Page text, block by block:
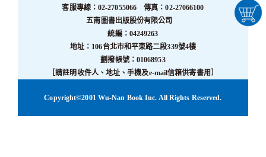
客服專線：02-27055066 傳真：02-27066100
五南圖書出版股份有限公司
統編：04249263
地址：106台北市和平東路二段339號4樓
劃撥帳號：01068953
［請註明收件人、地址、手機及e-mail信箱供寄書用］
Copyright©2001 Wu-Nan Book Inc. All Rights Reserved.